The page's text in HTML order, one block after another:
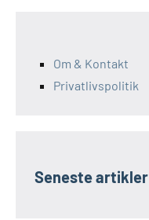
Om & Kontakt
Privatlivspolitik
Seneste artikler